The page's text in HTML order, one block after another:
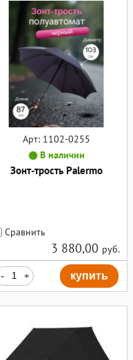
Арт: 1102-0255
В наличии
Зонт-трость Palermo
Сравнить
3 880,00 руб.
- + купить